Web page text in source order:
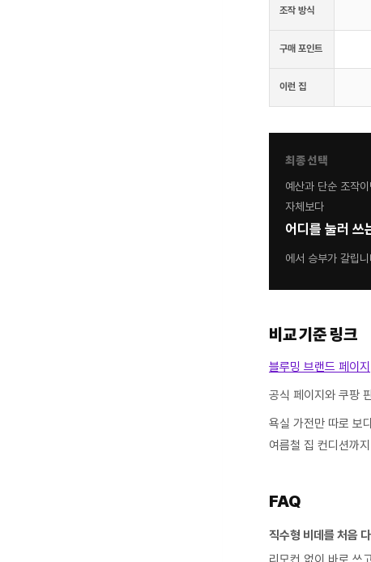
조작 방식
구매 포인트
이런 집
최종선택
예산과 단순 조작
자체보다
어디를 눌러 쓰
에서 승부가 갈립
비교 기준 링크
블루밍 브랜드 페이지
공식 페이지와 쿠팡
욕실 가전만 따로 보
여름철 집 컨디션까
FAQ
직수형 비데를 처음